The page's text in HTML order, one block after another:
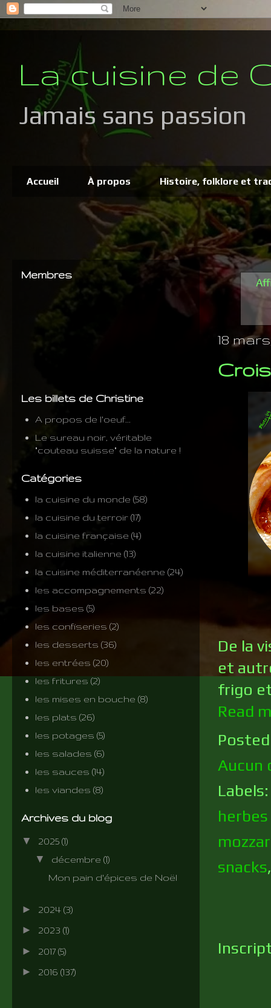
La cuisine de
Jamais sans passion
Accueil À propos Histoire, folklore et
18
De la
et
frigo
Read
Aucun
snacks
Membres
Les billets de Christine
A propos de l'oeuf...
Le sureau noir, véritable
"couteau suisse" de la nature !
Catégories
la cuisine du monde (58)
la cuisine du terroir (17)
la cuisine française (4)
la cuisine italienne (13)
la cuisine méditerranéenne (24)
les accompagnements (22)
les bases (5)
les confiseries (2)
les desserts (36)
les entrées (20)
les fritures (2)
les mises en bouche (8)
les plats (26)
les potages (5)
les salades (6)
les sauces (14)
les viandes (8)
Archives du blog
▼ 2025 (1)
▼ décembre (1)
Mon pain d'épices de Noël
► 2024 (3)
► 2023 (1)
► 2017 (5)
► 2016 (137)